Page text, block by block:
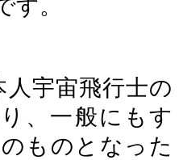
す。
宇宙飛行士の
、一般にもす
ものとなった